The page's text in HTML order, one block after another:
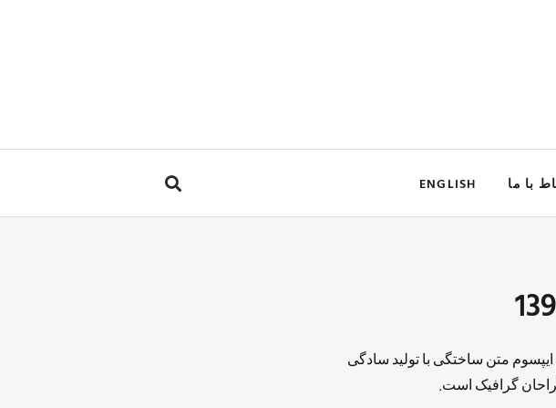
با ما ENGLISH
متن ساختگی با تولید سادگی
گرافیک است.